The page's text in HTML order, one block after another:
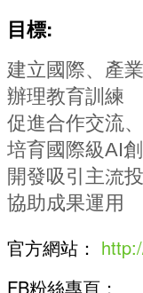
目標:
建立國際、產
辦理教育訓練
促進合作交流
培育國際級AI
開發吸引主流
協助成果運用
官方網站：
FB粉絲專頁：